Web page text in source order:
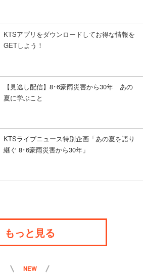
KTSアプリをダウンロードしてお得な情報を
GETしよう！
【見逃し配信】8･6豪雨災害から30年 あの
夏に学ぶこと
KTSライブニュース特別企画「あの夏を語り
継ぐ 8･6豪雨災害から30年」
もっと見る
NEW